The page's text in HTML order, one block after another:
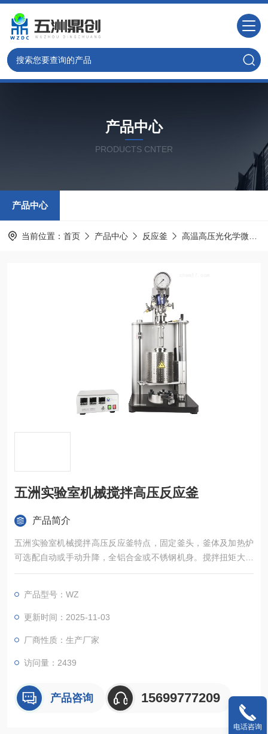
产品中心
PRODUCTS CNTER
产品中心
当前位置： 首页 产品中心 反应釜 高温高压光化学微型反应釜
五洲实验室机械搅拌高压反应釜
产品简介
五洲实验室机械搅拌高压反应釜特点，固定釜头，釜体及加热炉
可选配自动或手动升降，全铝合金或不锈钢机身。搅拌扭矩大。
控制器可以实现对反应釜的加热、冷却、搅拌、程序编程、数据
产品型号：WZ
更新时间：2025-11-03
厂商性质：生产厂家
访问量：2439
产品咨询 15699777209
电话咨询